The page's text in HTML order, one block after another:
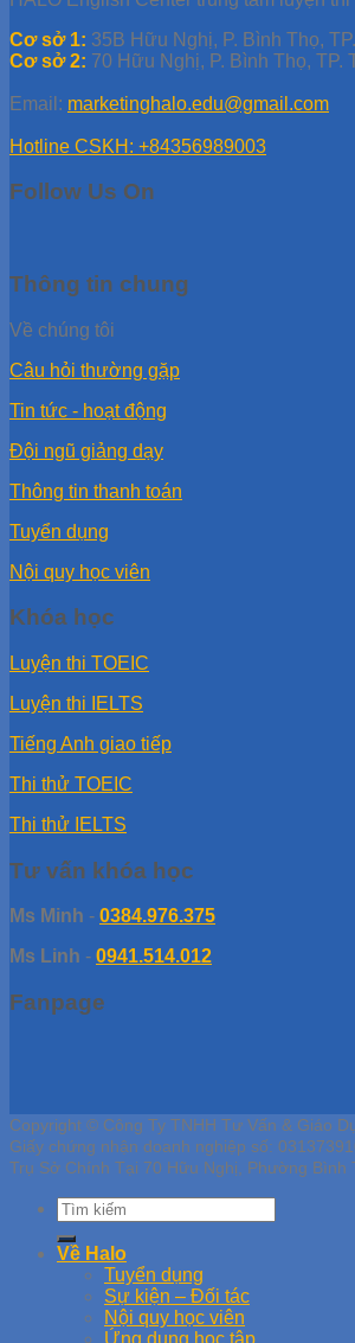
Cơ sở 1: 35B Hữu Nghị, P. Bình Thọ,
Cơ sở 2: 70 Hữu Nghị, P. Bình Thọ, TP.
Email: marketinghalo.edu@gmail.com
Hotline CSKH: +84356989003
Follow Us On
Thông tin chung
Về chúng tôi
Câu hỏi thường gặp
Tin tức - hoạt động
Đội ngũ giảng dạy
Thông tin thanh toán
Tuyển dụng
Nội quy học viên
Khóa học
Luyện thi TOEIC
Luyện thi IELTS
Tiếng Anh giao tiếp
Thi thử TOEIC
Thi thử IELTS
Tư vấn khóa học
Ms Minh - 0384.976.375
Ms Linh - 0941.514.012
Fanpage
Copyright © Công Ty TNHH Tư Vấn & Giáo
Giấy chứng nhận doanh nghiệp số:
Trụ Sở Chính Tại 70 Hữu Nghị, Phường
Về Halo
Tuyển dụng
Sự kiện – Đối tác
Nội quy học viên
Ứng dụng học tập